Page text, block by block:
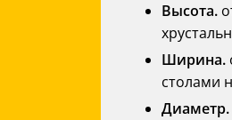
Высота.
Ширина.
столами
Диаметр.